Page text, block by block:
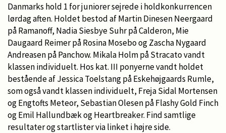
Danmarks hold 1 for juniorer sejrede i holdkonkurrencen
lørdag aften. Holdet bestod af Martin Dinesen Neergaard
på Ramanoff, Nadia Siesbye Suhr på Calderon, Mie
Daugaard Reimer på Rosina Mosebo og Zascha Nygaard
Andreasen på Panchow. Mikala Holm på Stracato vandt
klassen individuelt. Hos kat. III ponyerne vandt holdet
bestående af Jessica Toelstang på Eskehøjgaards Rumle,
som også vandt klassen individuelt, Freja Sidal Mortensen
og Engtofts Meteor, Sebastian Olesen på Flashy Gold Finch
og Emil Hallundbæk og Heartbreaker. Find samtlige
resultater og startlister via linket i højre side.